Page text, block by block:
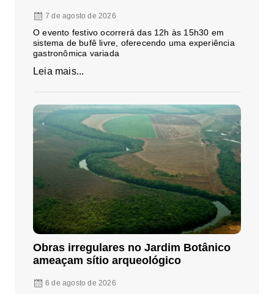
7 de agosto de 2026
O evento festivo ocorrerá das 12h às 15h30 em
sistema de bufê livre, oferecendo uma experiência
gastronômica variada
Leia mais...
Obras irregulares no Jardim Botânico
ameaçam sítio arqueológico
6 de agosto de 2026